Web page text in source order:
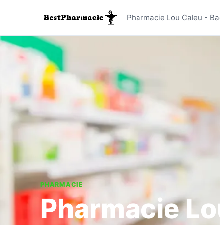
Pharmacie Lou Caleu -
PHARMACIE
Pharmacie